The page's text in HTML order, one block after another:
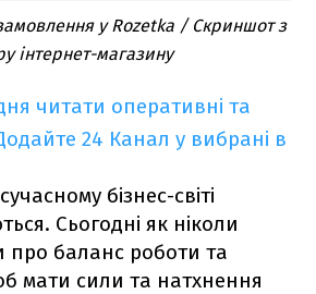
у Rozetka / Скриншот з
інтернет-магазину
читати оперативні та
24 Канал у вибрані в
бізнес-світі
Сьогодні як ніколи
про баланс роботи та
мати сили та натхнення